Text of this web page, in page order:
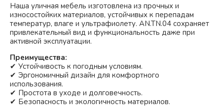
Наша уличная мебель изготовлена из прочных и
износостойких материалов, устойчивых к перепадам
температур, влаге и ультрафиолету. AN.TN.04 сохраняет
привлекательный вид и функциональность даже при
активной эксплуатации.
Преимущества:
✔ Устойчивость к погодным условиям.
✔ Эргономичный дизайн для комфортного
использования.
✔ Простота в уходе и долговечность.
✔ Безопасность и экологичность материалов.